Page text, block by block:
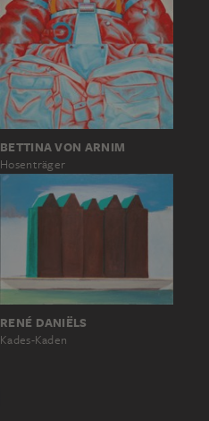
BETTINA VON ARNIM
Hosenträger
RENÉ DANIËLS
Kades-Kaden